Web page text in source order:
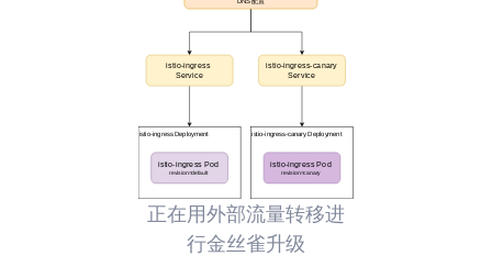
正在用外部流量转移进
行金丝雀升级